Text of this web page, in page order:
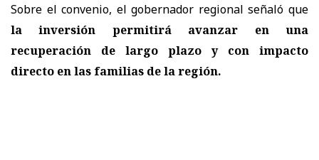
Sobre el convenio, el gobernador regional señaló que
la inversión permitirá avanzar en una
recuperación de largo plazo y con impacto
directo en las familias de la región.